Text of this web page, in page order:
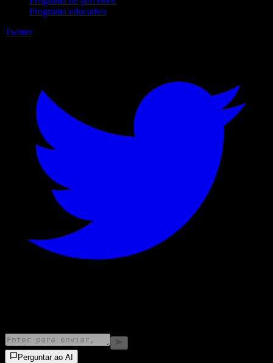
Programa educativo
Twitter
Perguntar ao AI